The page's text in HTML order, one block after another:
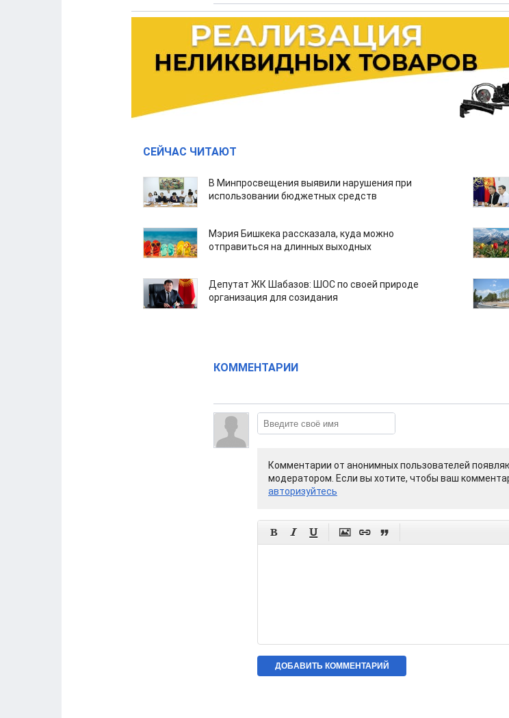
СЕЙЧАС ЧИТАЮТ
В Минпросвещения выявили нарушения при
использовании бюджетных средств
Мэрия Бишкека рассказала, куда можно
отправиться на длинных выходных
Депутат ЖК Шабазов: ШОС по своей природе
организация для созидания
КОММЕНТАРИИ
Комментарии от анонимных пользователей
модератором. Если вы хотите, чтобы ваш
авторизуйтесь
     